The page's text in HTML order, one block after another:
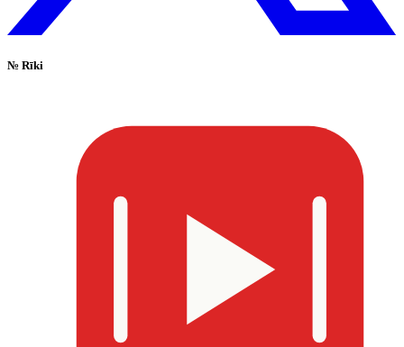
№ Rīki